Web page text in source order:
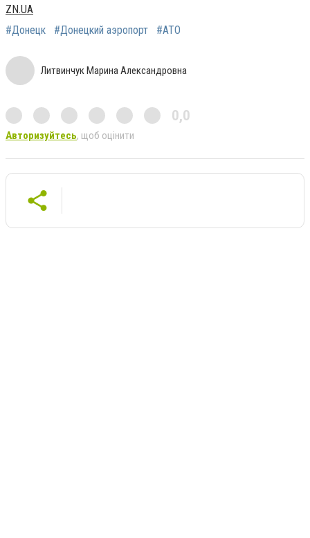
ZN.UA
#Донецк
#Донецкий аэропорт #АТО
Литвинчук Марина Александровна
0,0
Авторизуйтесь, щоб оцінити